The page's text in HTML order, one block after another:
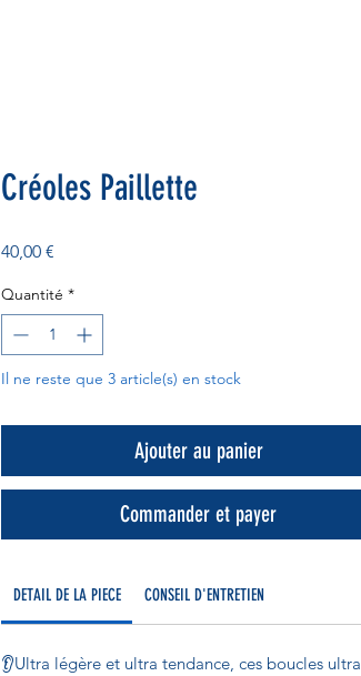
Créoles Paillette
40,00 €
Quantité *
Il ne reste que 3 article(s) en stock
Ajouter au panier
Commander et payer
DETAIL DE LA PIECE CONSEIL D'ENTRETIEN
👂Ultra légère et ultra tendance, ces boucles ultra